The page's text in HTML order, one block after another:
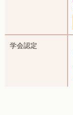
学会認定